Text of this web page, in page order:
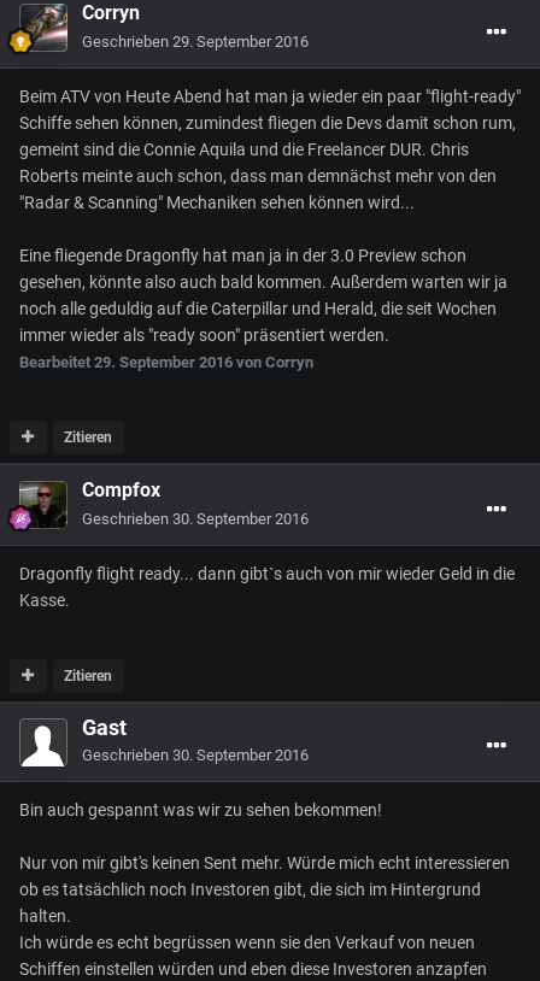
Corryn
Geschrieben 29. September 2016
Beim ATV von Heute Abend hat man ja wieder ein paar "flight-ready"
Schiffe sehen können, zumindest fliegen die Devs damit schon rum,
gemeint sind die Connie Aquila und die Freelancer DUR. Chris
Roberts meinte auch schon, dass man demnächst mehr von den
"Radar & Scanning" Mechaniken sehen können wird...
Eine fliegende Dragonfly hat man ja in der 3.0 Preview schon
gesehen, könnte also auch bald kommen. Außerdem warten wir ja
noch alle geduldig auf die Caterpillar und Herald, die seit Wochen
immer wieder als "ready soon" präsentiert werden.
Bearbeitet 29. September 2016 von Corryn
Zitieren
Compfox
Geschrieben 30. September 2016
Dragonfly flight ready... dann gibt`s auch von mir wieder Geld in die
Kasse.
Zitieren
Gast
Geschrieben 30. September 2016
Bin auch gespannt was wir zu sehen bekommen!
Nur von mir gibt's keinen Sent mehr. Würde mich echt interessieren
ob es tatsächlich noch Investoren gibt, die sich im Hintergrund
halten.
Ich würde es echt begrüssen wenn sie den Verkauf von neuen
Schiffen einstellen würden und eben diese Investoren anzapfen